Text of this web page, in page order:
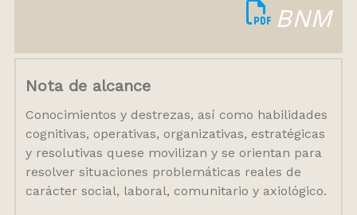
BNM
Nota de alcance
Conocimientos y destrezas, así como habilidades
cognitivas, operativas, organizativas, estratégicas
y resolutivas quese movilizan y se orientan para
resolver situaciones problemáticas reales de
carácter social, laboral, comunitario y axiológico.